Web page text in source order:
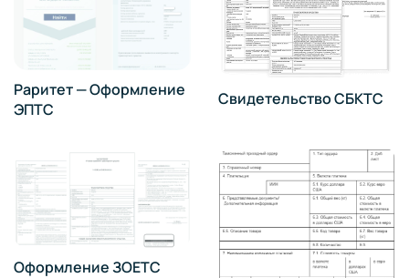
Раритет — Оформление
ЭПТС
Свидетельство СБКТС
Оформление ЗОЕТС